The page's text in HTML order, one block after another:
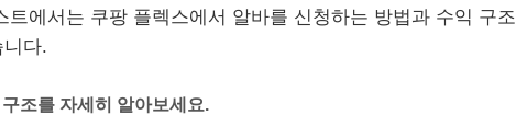
트에서는 쿠팡 플렉스에서 알바를 신청하는 방법과 수익 구조
다.
조를 자세히 알아보세요.